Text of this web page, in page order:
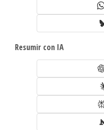
Resumir con IA